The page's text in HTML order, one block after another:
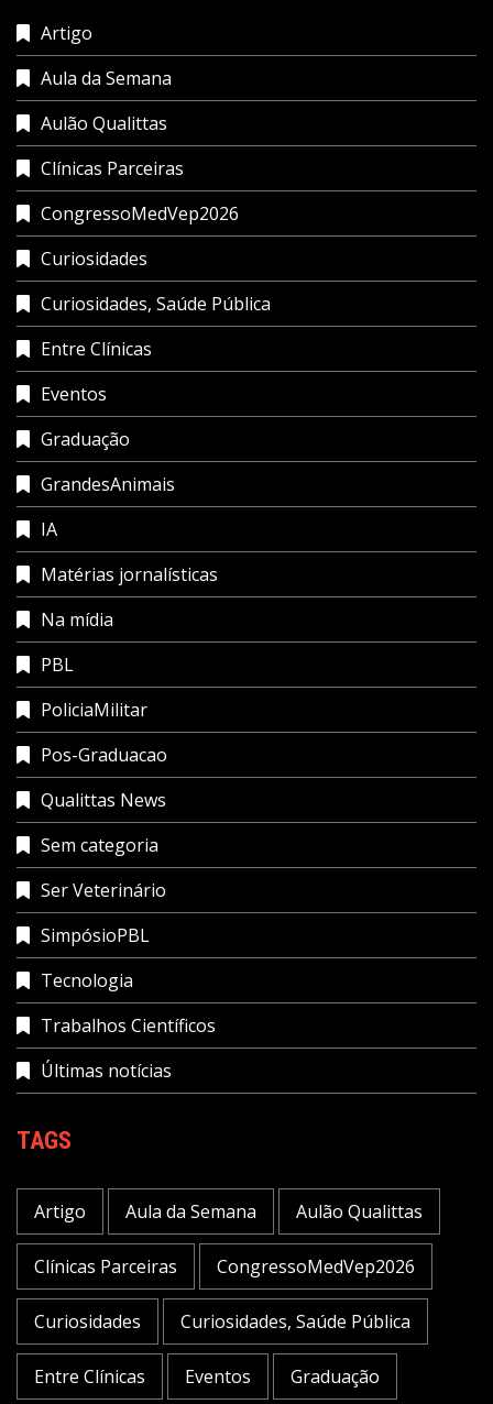
Artigo
Aula da Semana
Aulão Qualittas
Clínicas Parceiras
CongressoMedVep2026
Curiosidades
Curiosidades, Saúde Pública
Entre Clínicas
Eventos
Graduação
GrandesAnimais
IA
Matérias jornalísticas
Na mídia
PBL
PoliciaMilitar
Pos-Graduacao
Qualittas News
Sem categoria
Ser Veterinário
SimpósioPBL
Tecnologia
Trabalhos Científicos
Últimas notícias
TAGS
Artigo Aula da Semana Aulão Qualittas
Clínicas Parceiras CongressoMedVep2026
Curiosidades Curiosidades, Saúde Pública
Entre Clínicas Eventos Graduação